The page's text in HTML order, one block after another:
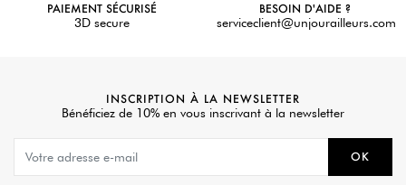
PAIEMENT SÉCURISÉ
3D secure
BESOIN D'AIDE ?
serviceclient@unjourailleurs.com
INSCRIPTION À LA NEWSLETTER
Bénéficiez de 10% en vous inscrivant à la newsletter
OK